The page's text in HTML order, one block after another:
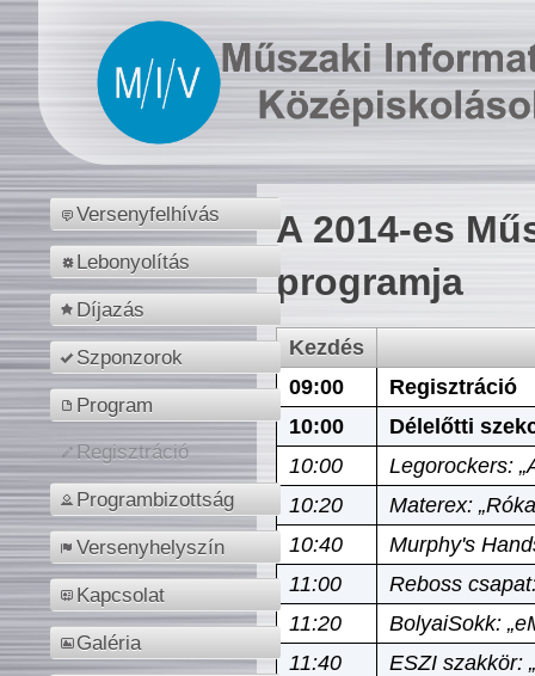
Versenyfelhívás
Lebonyolítás
Díjazás
Szponzorok
Program
Regisztráció
Programbizottság
Versenyhelyszín
Kapcsolat
Galéria
A 2014-es
programja
Kezdés
09:00
Regisztráció
10:00
Délelőtti
10:00
Legorockers:
10:20
Materex:
10:40
Murphy's
11:00
Reboss
11:20
BolyaiSokk:
11:40
ESZI szakkör: